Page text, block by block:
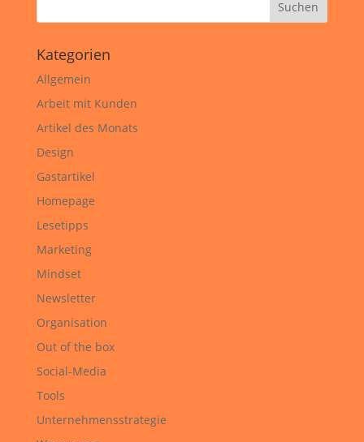
Kategorien
Allgemein
Arbeit mit Kunden
Artikel des Monats
Design
Gastartikel
Homepage
Lesetipps
Marketing
Mindset
Newsletter
Organisation
Out of the box
Social-Media
Tools
Unternehmensstrategie